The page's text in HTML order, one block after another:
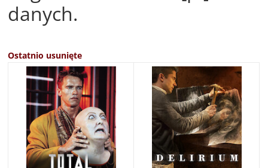
danych.
Ostatnio usunięte